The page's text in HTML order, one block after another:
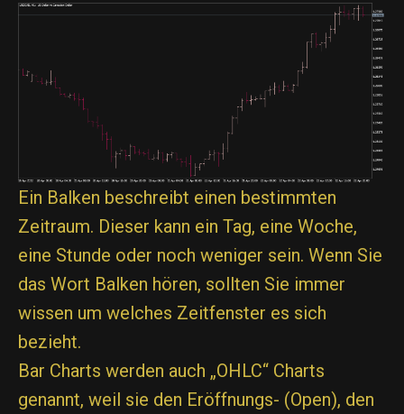
Ein Balken beschreibt einen bestimmten
Zeitraum. Dieser kann ein Tag, eine Woche,
eine Stunde oder noch weniger sein. Wenn Sie
das Wort Balken hören, sollten Sie immer
wissen um welches Zeitfenster es sich
bezieht.
Bar Charts werden auch „OHLC“ Charts
genannt, weil sie den Eröffnungs- (Open), den